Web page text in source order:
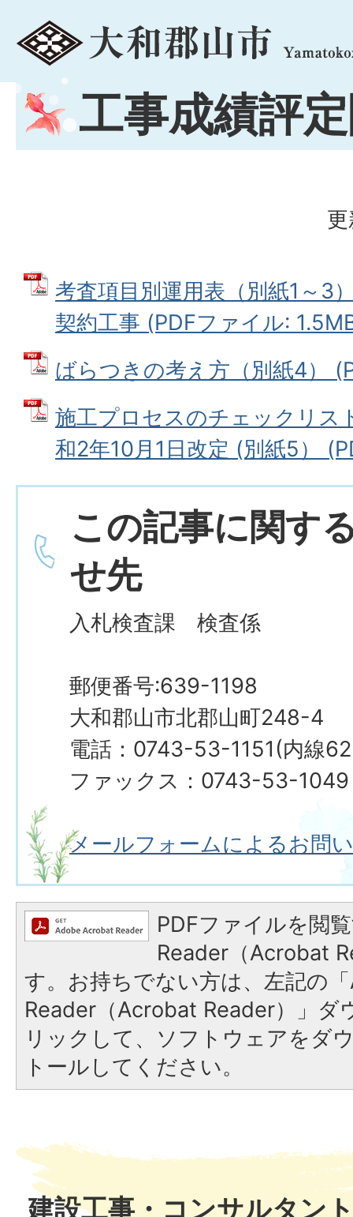
menu
工事成績評
考査項目別運用表（別紙1～3
契約工事 (PDFファイル:
ばらつきの考え方（別紙4）
施工プロセスのチェックリス
和2年10月1日改定 (別紙5）
この記事に関す
せ先
入札検査課 検査係
郵便番号:639-1198
大和郡山市北郡山町248-4
電話：0743-53-1151(内線
ファックス：0743-53-1049
メールフォームによるお問
PDFファイルを閲
Reader（Acrobat
す。お持ちでない方は、左記の
Reader（Acrobat Reader）」ダ
リックして、ソフトウェアをダ
トールしてください。
建設工事・コンサルタン